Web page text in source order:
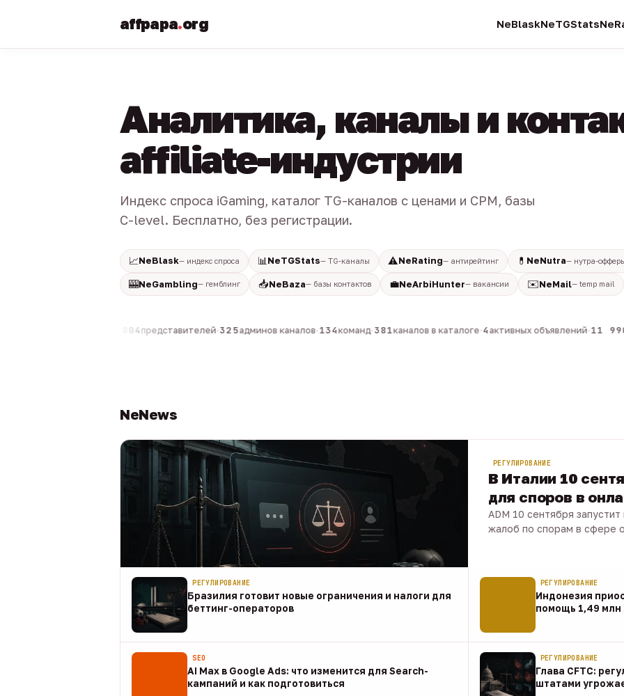
affpapa.org NeBlaskNeTGStats
Аналитика, каналы и
affiliate-индустрии
Индекс спроса iGaming, каталог TG-каналов с ценами и CPM, базы
C-level. Бесплатно, без регистрации.
📈NeBlask— индекс спроса 📊 NeTGStats— TG-каналы ⚠️NeRating— антирейтинг 💊 NeNutra— нутра-
🎰NeGambling— гемблинг 📥NeBaza— базы контактов 💼NeArbiHunter— вакансии ✉️NeMail— temp mail
804представителей·325админов каналов·134команд·381каналов в каталоге·4активных объявлений·11 990
NeNews
РЕГУЛИРОВАНИЕ
В Италии 10
для споров в
ADM 10 сентября
жалоб по спорам в сфере
РЕГУЛИРОВАНИЕ
Бразилия готовит новые ограничения и налоги для
беттинг-операторов
РЕГУЛИРОВАНИЕ
Индонезия
помощь 1,49 млн
07 авг
SEO
AI Max в Google Ads: что изменится для Search-
кампаний и как подготовиться
РЕГУЛИРОВАНИЕ
Глава CFTC:
штатами